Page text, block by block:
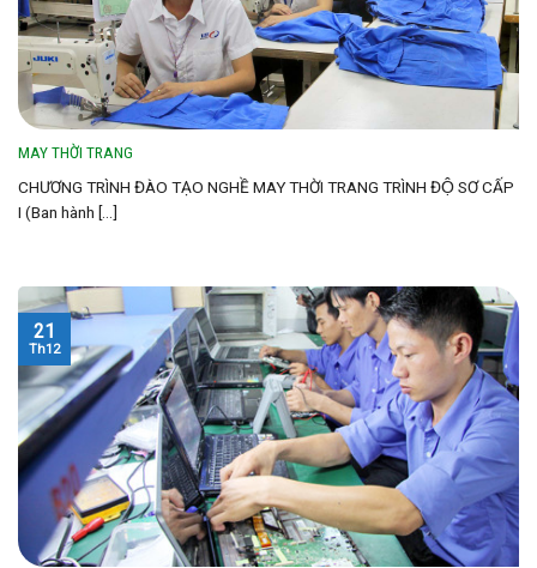
MAY THỜI TRANG
CHƯƠNG TRÌNH ĐÀO TẠO NGHỀ MAY THỜI TRANG TRÌNH ĐỘ SƠ CẤP
I (Ban hành [...]
21
Th12